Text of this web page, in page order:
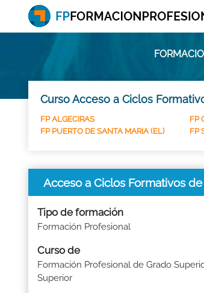
Curso Acceso a Ciclos
FP ALGECIRAS FP
FP PUERTO DE SANTA MARIA (EL)
FP
Acceso a Ciclos Formativos
Tipo de formación
Formación Profesional
Curso de
Formación Profesional de Grado
Superior